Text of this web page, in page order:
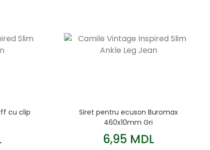
cu clip
Siret pentru ecuson Buromax
460x10mm Gri
6,95 MDL